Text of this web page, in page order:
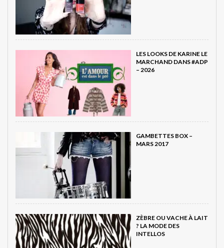
LES LOOKS DE KARINE LE
MARCHAND DANS #ADP
– 2026
GAMBETTES BOX –
MARS 2017
ZÈBRE OU VACHE À LAIT
? LA MODE DES
INTELLOS